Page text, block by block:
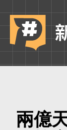
兩億